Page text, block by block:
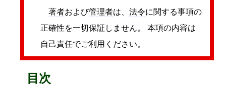
著者および管理者は、 法令に関する事項の
正確性を一切保証しません。 本項の内容は
自己責任でご利用ください。
目次